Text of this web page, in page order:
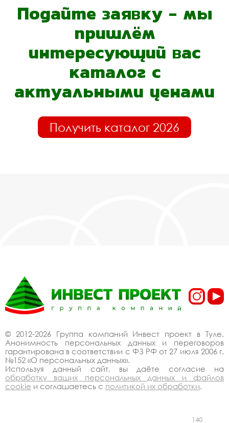
Подайте заявку - мы
пришлём
интересующий вас
каталог с
актуальными ценами
Получить каталог 2026
© 2012-2026 Группа компаний Инвест проект в Туле.
Анонимность персональных данных и переговоров
гарантирована в соответствии с ФЗ РФ от 27 июля 2006 г.
№152 «О персональных данных».
Используя данный сайт, вы даёте согласие на
обработку ваших персональных данных и файлов
cookie и соглашаетесь с политикой их обработки.
140